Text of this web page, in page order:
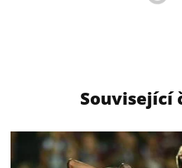
Související